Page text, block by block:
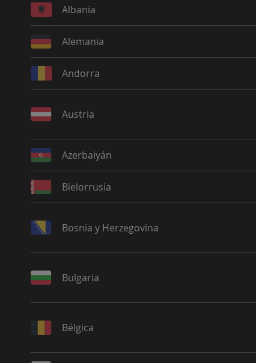
Albania
Alemania
Andorra
Austria
Azerbaiyán
Bielorrusia
Bosnia y Herzegovina
Bulgaria
Bélgica